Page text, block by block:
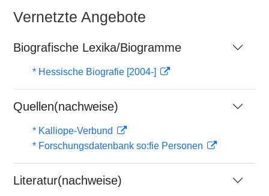
Vernetzte Angebote
Biografische Lexika/Biogramme
* Hessische Biografie [2004-]
Quellen(nachweise)
* Kalliope-Verbund
* Forschungsdatenbank so:fie Personen
Literatur(nachweise)